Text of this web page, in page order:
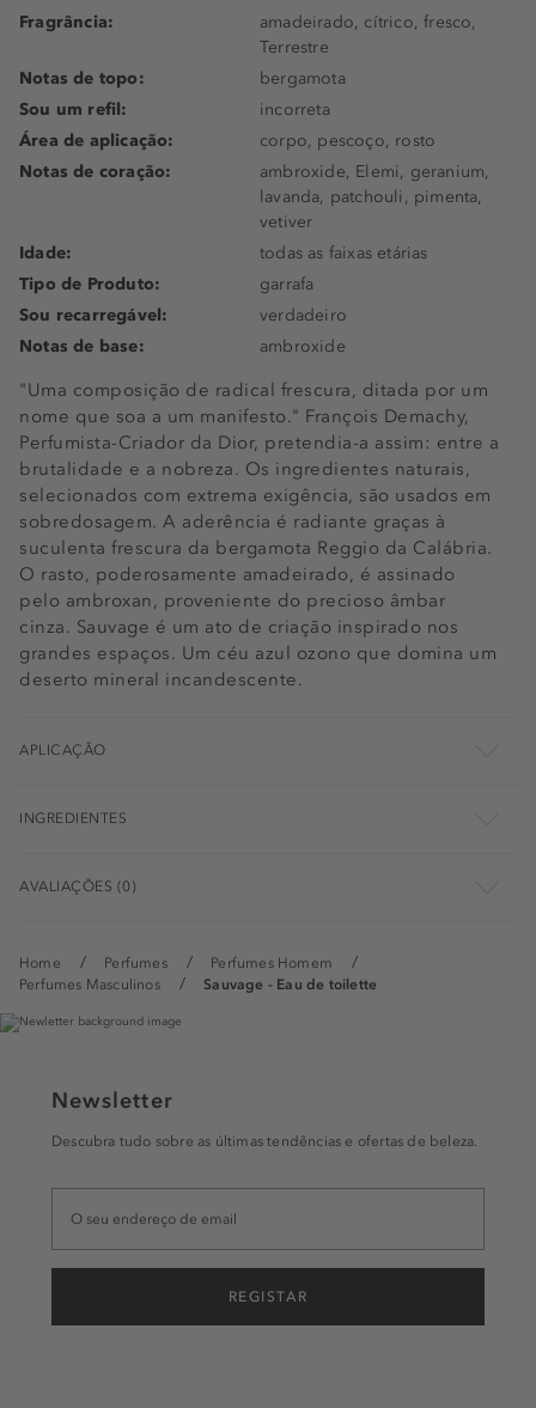
Home Perfumes
Perfumes Homem
Perfumes Masculinos
Sauvage - Eau de toilette
"Uma composição de radical frescura, ditada por um
nome que soa a um manifesto." François Demachy,
Perfumista-Criador da Dior, pretendia-a assim: entre a
brutalidade e a nobreza. Os ingredientes naturais,
selecionados com extrema exigência, são usados em
sobredosagem. A aderência é radiante graças à
suculenta frescura da bergamota Reggio da Calábria.
O rasto, poderosamente amadeirado, é assinado
pelo ambroxan, proveniente do precioso âmbar
cinza. Sauvage é um ato de criação inspirado nos
grandes espaços. Um céu azul ozono que domina um
deserto mineral incandescente.
Fragrância:
amadeirado, cítrico, fresco,
Terrestre
Notas de topo:
bergamota
Sou um refil:
incorreta
Área de aplicação:
corpo, pescoço, rosto
Notas de coração:
ambroxide, Elemi, geranium,
lavanda, patchouli, pimenta,
vetiver
Idade:
todas as faixas etárias
Tipo de Produto:
garrafa
Sou recarregável:
verdadeiro
Notas de base:
ambroxide
APLICAÇÃO
INGREDIENTES
AVALIAÇÕES (0)
Newsletter
Descubra tudo sobre as últimas tendências e ofertas de beleza.
REGISTAR